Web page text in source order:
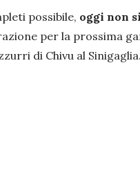
possibile, oggi non
per la prossima
di Chivu al